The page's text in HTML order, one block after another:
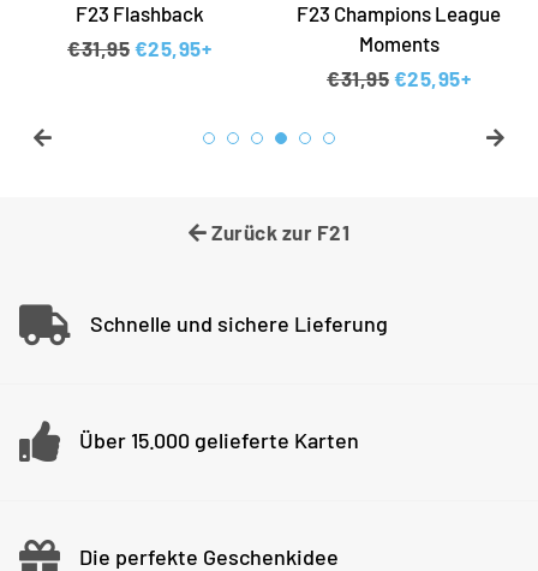
F23 Flashback
Normaler Preis
€31,95 Sonderpreis
€25,95+
F23 Champions League
Moments
Normaler Preis
€31,95 Sonderpreis
€25,95+
Zurück zur F21
Schnelle und sichere Lieferung
Über 15.000 gelieferte Karten
Die perfekte Geschenkidee